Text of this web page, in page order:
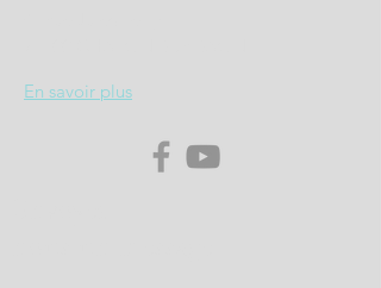
En savoir plus